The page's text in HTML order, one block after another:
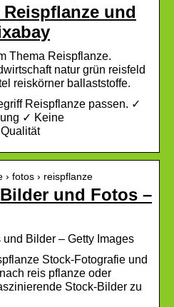
und
Thema Reispflanze.
natur grün reisfeld
reiskörner ballaststoffe.
Reispflanze passen. ✓
✓ Keine
› fotos › reispflanze
und Fotos –
Bilder – Getty Images
Stock-Fotografie und
reis pflanze oder
Stock-Bilder zu